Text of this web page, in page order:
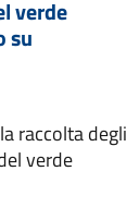
verde
su
raccolta degli
verde